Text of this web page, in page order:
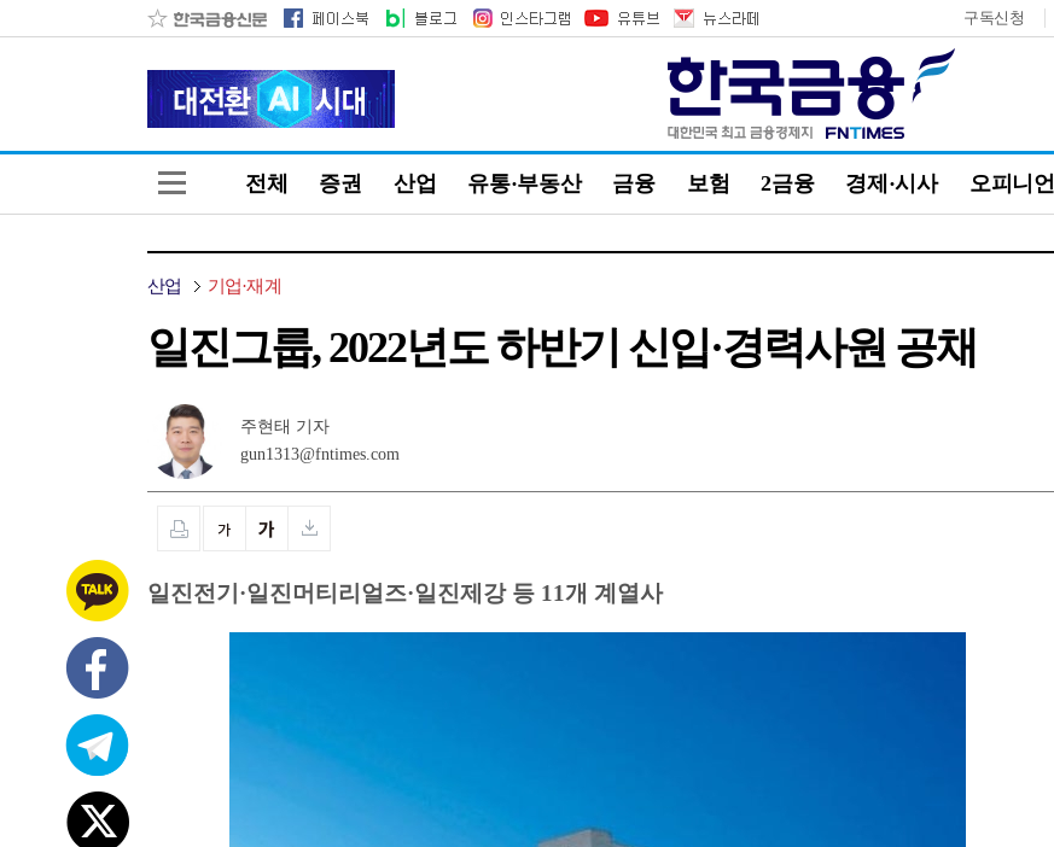
구독신청
전체 증권 산업 유통·부동산 금융 보험 2금융 경제·시사 오피니언
산업 기업·재계
일진그룹, 2022년도 하반기 신입·경력사원 공채
주현태 기자
gun1313@fntimes.com
일진전기·일진머티리얼즈·일진제강 등 11개 계열사